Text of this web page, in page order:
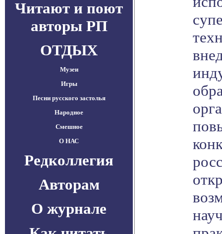
Читают и поют
авторы РП
ОТДЫХ
Музеи
Игры
Песни русского застолья
Народное
Смешное
О НАС
Редколлегия
Авторам
О журнале